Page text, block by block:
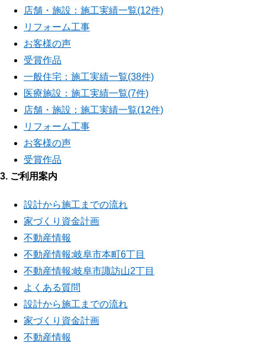
店舗・施設：施工実績一覧(12件)
リフォーム工事
お客様の声
受賞作品
一般住宅：施工実績一覧(38件)
医療施設：施工実績一覧(7件)
店舗・施設：施工実績一覧(12件)
リフォーム工事
お客様の声
受賞作品
3. ご利用案内
設計から施工までの流れ
家づくり資金計画
不動産情報
不動産情報:岐阜市本町6丁目
不動産情報:岐阜市諏訪山2丁目
よくある質問
設計から施工までの流れ
家づくり資金計画
不動産情報